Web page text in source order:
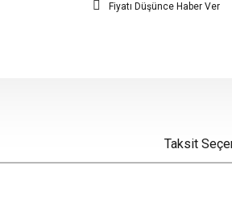
Fiyatı Düşünce Haber Ver
Taksit